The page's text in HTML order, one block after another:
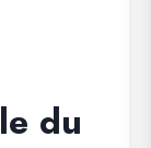
du